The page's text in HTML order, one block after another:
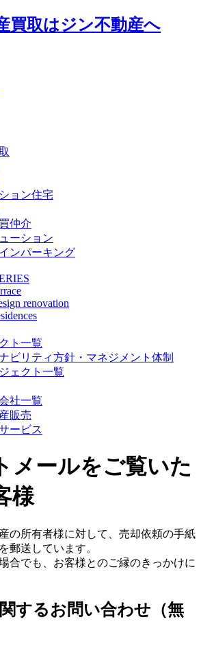
ョン住宅
仲介
ーション
ンパーキング
renovation
ト一覧
ビリティ方針・マネジメント体制
ェクト一覧
社一覧
販売
ービス
メールをご覧いた
様
の所有者様に対して、売却依頼の手紙
郵送しています。
合でも、お客様とのご縁のきっかけに
するお問い合わせ（無